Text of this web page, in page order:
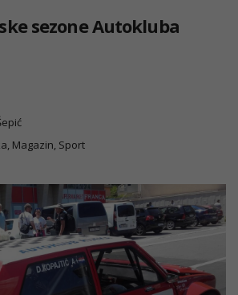
sezone Autokluba
Magazin, Sport